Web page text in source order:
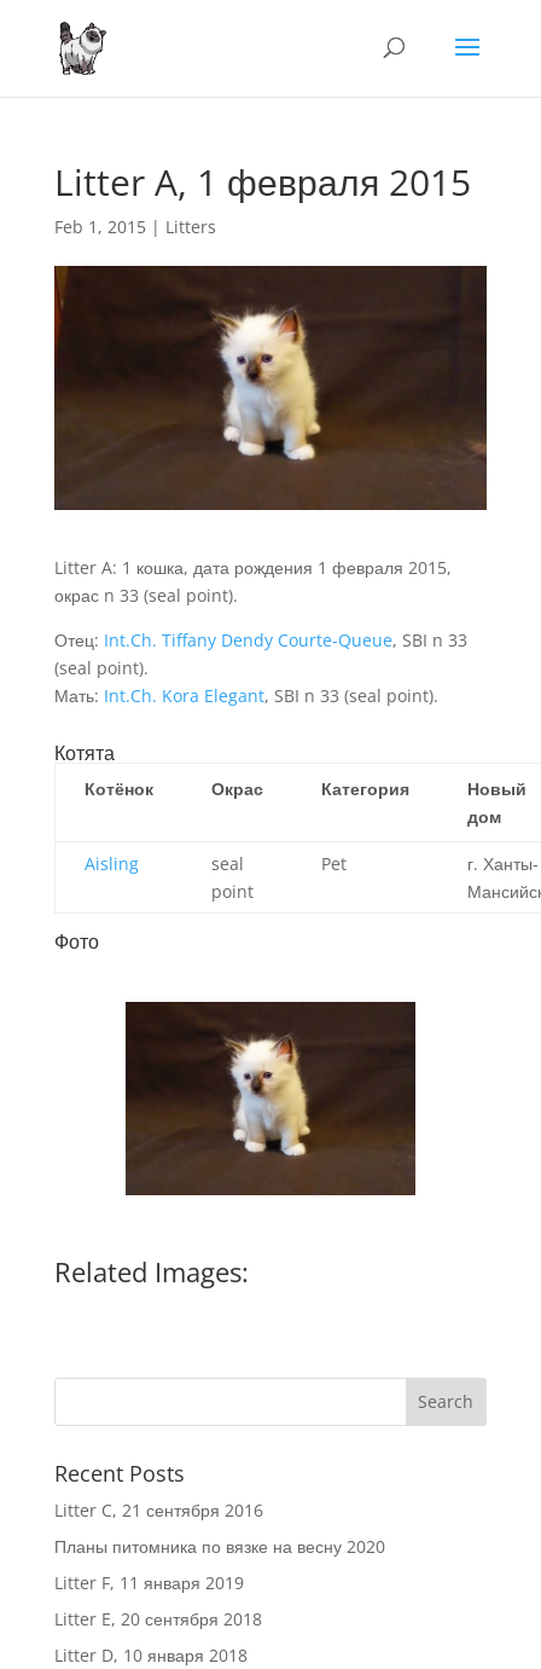
Litter A, 1 февраля 2015
Feb 1, 2015| Litters
Litter A: 1 кошка, дата рождения 1 февраля 2015,
окрас n 33 (seal point).
Отец: Int.Ch. Tiffany Dendy Courte-Queue, SBI n 33
(seal point).
Мать: Int.Ch. Kora Elegant, SBI n 33 (seal point).
Котята
Котёнок Окрас Категория
Новый
дом
Aisling
seal
point
Pet
г. Ханты-
Фото
Related Images:
Recent Posts
Litter C, 21 сентября 2016
Планы питомника по вязке на весну 2020
Litter F, 11 января 2019
Litter E, 20 сентября 2018
Litter D, 10 января 2018